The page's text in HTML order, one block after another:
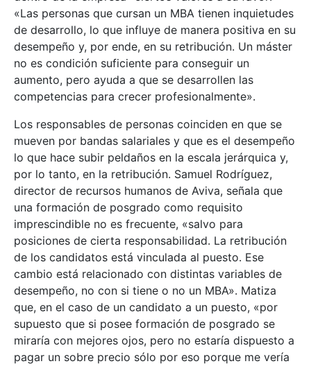
«Las personas que cursan un MBA tienen inquietudes
de desarrollo, lo que influye de manera positiva en su
desempeño y, por ende, en su retribución. Un máster
no es condición suficiente para conseguir un
aumento, pero ayuda a que se desarrollen las
competencias para crecer profesionalmente».
Los responsables de personas coinciden en que se
mueven por bandas salariales y que es el desempeño
lo que hace subir peldaños en la escala jerárquica y,
por lo tanto, en la retribución. Samuel Rodríguez,
director de recursos humanos de Aviva, señala que
una formación de posgrado como requisito
imprescindible no es frecuente, «salvo para
posiciones de cierta responsabilidad. La retribución
de los candidatos está vinculada al puesto. Ese
cambio está relacionado con distintas variables de
desempeño, no con si tiene o no un MBA». Matiza
que, en el caso de un candidato a un puesto, «por
supuesto que si posee formación de posgrado se
miraría con mejores ojos, pero no estaría dispuesto a
pagar un sobre precio sólo por eso porque me vería